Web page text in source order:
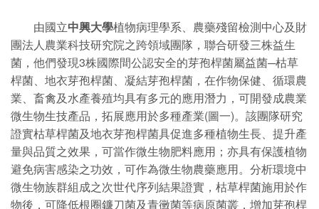
由國立中興大學植物病理學系、農藥殘留檢測中心及財
團法人農業科技研究院之跨領域團隊，聯合研發三株益生
菌，他們發現3株國際間公認安全的芽孢桿菌屬益菌─枯草
桿菌、地衣芽孢桿菌、凝結芽孢桿菌，在作物保健、循環農
業、畜禽及水產養殖均具有多元的應用潛力，可開發成農業
微生物生技產品，拓展應用於多種產業(圖一)。該團隊研究
證實枯草桿菌及地衣芽孢桿菌具促進多種植物生長、提升產
量與品質之效果，可當作微生物肥料應用；亦具有保護植物
避免病害感染之功效，可作為微生物農藥應用。分析環境中
微生物族群組成之次世代序列結果證實，枯草桿菌施用於作
物後，可降低根圈鐮刀菌及青黴菌等病原菌叢，增加芽孢桿